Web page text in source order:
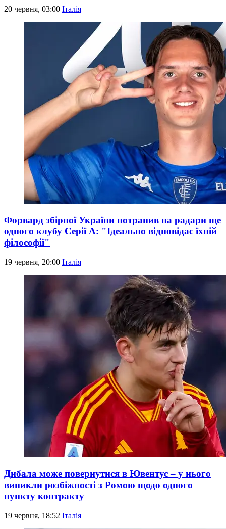
20 червня, 03:00 Італія
Форвард збірної України потрапив на радари ще
одного клубу Серії А: "Ідеально відповідає їхній
філософії"
19 червня, 20:00 Італія
Дибала може повернутися в Ювентус – у нього
виникли розбіжності з Ромою щодо одного
пункту контракту
19 червня, 18:52 Італія